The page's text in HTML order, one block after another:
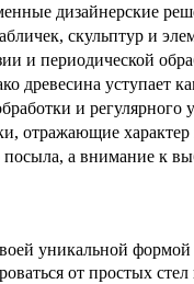
дизайнерские
скульптур и
и периодической
древесина
и
отражающие
а внимание к
уникальной
от простых